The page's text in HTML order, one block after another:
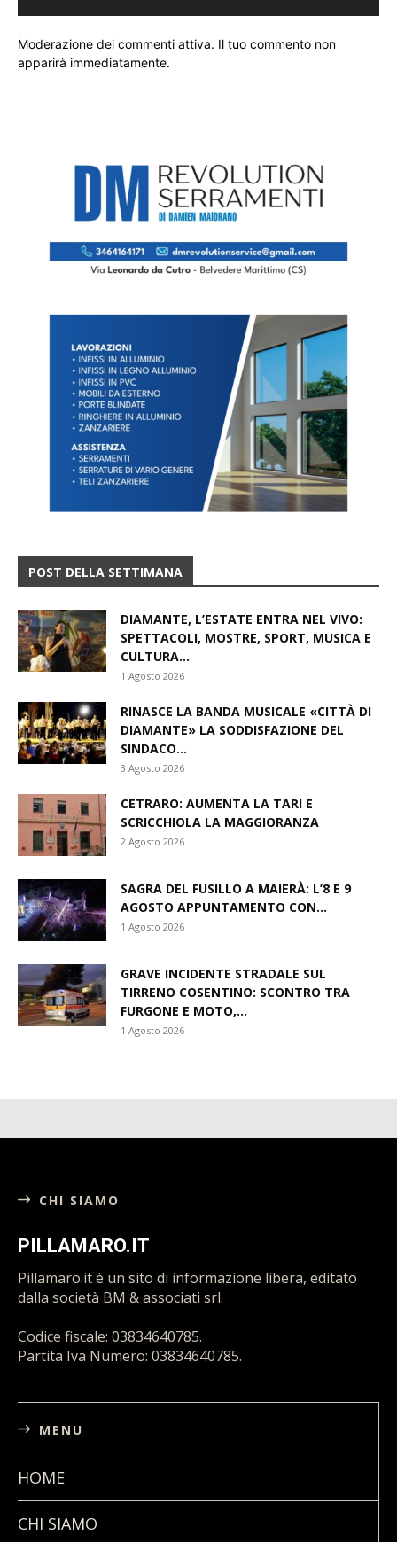
Moderazione dei commenti attiva. Il tuo commento non
apparirà immediatamente.
POST DELLA SETTIMANA
DIAMANTE, L’ESTATE ENTRA NEL VIVO:
SPETTACOLI, MOSTRE, SPORT, MUSICA E
CULTURA...
1 Agosto 2026
RINASCE LA BANDA MUSICALE «CITTÀ DI
DIAMANTE» LA SODDISFAZIONE DEL
SINDACO...
3 Agosto 2026
CETRARO: AUMENTA LA TARI E
SCRICCHIOLA LA MAGGIORANZA
2 Agosto 2026
SAGRA DEL FUSILLO A MAIERÀ: L’8 E 9
AGOSTO APPUNTAMENTO CON...
1 Agosto 2026
GRAVE INCIDENTE STRADALE SUL
TIRRENO COSENTINO: SCONTRO TRA
FURGONE E MOTO,...
1 Agosto 2026
CHI SIAMO
PILLAMARO.IT
Pillamaro.it è un sito di informazione libera, editato
dalla società BM & associati srl.
Codice fiscale: 03834640785.
Partita Iva Numero: 03834640785.
MENU
HOME
CHI SIAMO